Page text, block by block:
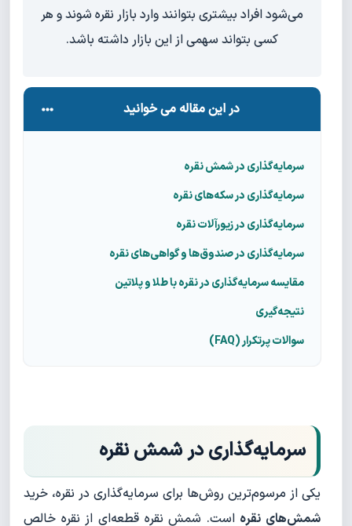
می‌شود افراد بیشتری بتوانند وارد بازار نقره شوند و هر
کسی بتواند سهمی از این بازار داشته باشد.
در این مقاله می خوانید
سرمایه‌گذاری در شمش نقره
سرمایه‌گذاری در سکه‌های نقره
سرمایه‌گذاری در زیورآلات نقره
سرمایه‌گذاری در صندوق‌ها و گواهی‌های نقره
مقایسه سرمایه‌گذاری در نقره با طلا و پلاتین
نتیجه‌گیری
سوالات پرتکرار (FAQ)
سرمایه‌گذاری در شمش نقره
یکی از مرسوم‌ترین روش‌ها برای سرمایه‌گذاری در نقره، خرید
شمش‌های نقره است. شمش نقره قطعه‌ای از نقره خالص